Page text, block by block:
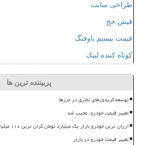
طراحی سایت
فیش حج
قیمت بیسیم باوفنگ
کوتاه کننده لینک
پربیننده ترین ها
توسعه کریدورهای تجاری در مرزها
تغییر قیمت خودرو، عجیب شد
ارزان ترین خودرو بازار یک میلیارد تومان گران ترین ۱۱۰ میلیارد تومان
تغییر قیمت خودرو در بازار